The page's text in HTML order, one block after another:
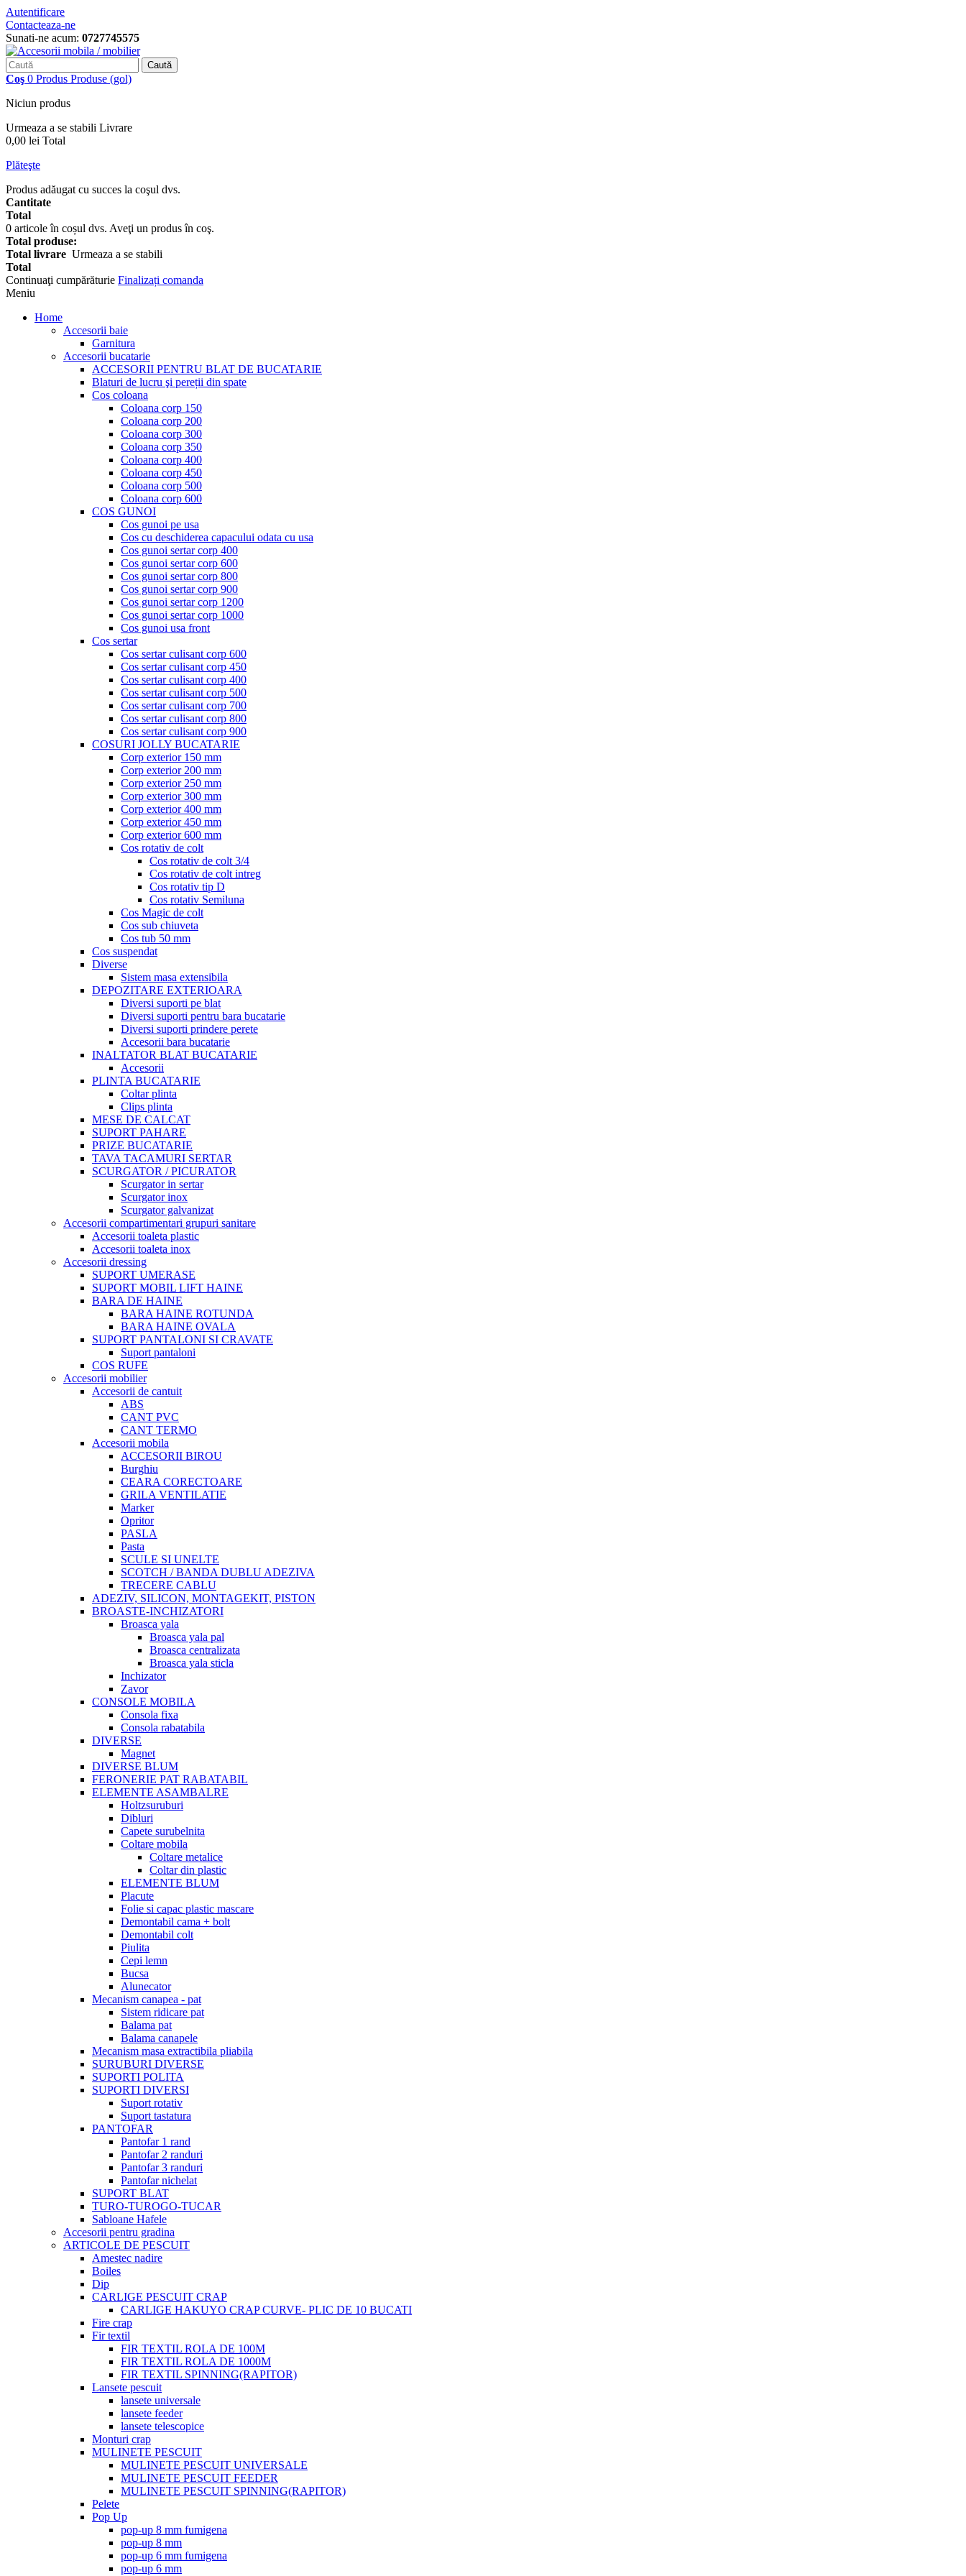
Autentificare
Contacteaza-ne
Sunati-ne acum: 0727745575
Caută
Coş 0 Produs Produse (gol)
Niciun produs
Urmeaza a se stabili Livrare
0,00 lei Total
Plăteşte
Produs adăugat cu succes la coşul dvs.
Cantitate
Total
0 articole în coșul dvs. Aveţi un produs în coş.
Total produse:
Total livrare Urmeaza a se stabili
Total
Continuaţi cumpărăturie Finalizați comanda
Meniu
Home
Accesorii baie
Garnitura
Accesorii bucatarie
ACCESORII PENTRU BLAT DE BUCATARIE
Blaturi de lucru şi pereții din spate
Cos coloana
Coloana corp 150
Coloana corp 200
Coloana corp 300
Coloana corp 350
Coloana corp 400
Coloana corp 450
Coloana corp 500
Coloana corp 600
COS GUNOI
Cos gunoi pe usa
Cos cu deschiderea capacului odata cu usa
Cos gunoi sertar corp 400
Cos gunoi sertar corp 600
Cos gunoi sertar corp 800
Cos gunoi sertar corp 900
Cos gunoi sertar corp 1200
Cos gunoi sertar corp 1000
Cos gunoi usa front
Cos sertar
Cos sertar culisant corp 600
Cos sertar culisant corp 450
Cos sertar culisant corp 400
Cos sertar culisant corp 500
Cos sertar culisant corp 700
Cos sertar culisant corp 800
Cos sertar culisant corp 900
COSURI JOLLY BUCATARIE
Corp exterior 150 mm
Corp exterior 200 mm
Corp exterior 250 mm
Corp exterior 300 mm
Corp exterior 400 mm
Corp exterior 450 mm
Corp exterior 600 mm
Cos rotativ de colt
Cos rotativ de colt 3/4
Cos rotativ de colt intreg
Cos rotativ tip D
Cos rotativ Semiluna
Cos Magic de colt
Cos sub chiuveta
Cos tub 50 mm
Cos suspendat
Diverse
Sistem masa extensibila
DEPOZITARE EXTERIOARA
Diversi suporti pe blat
Diversi suporti pentru bara bucatarie
Diversi suporti prindere perete
Accesorii bara bucatarie
INALTATOR BLAT BUCATARIE
Accesorii
PLINTA BUCATARIE
Coltar plinta
Clips plinta
MESE DE CALCAT
SUPORT PAHARE
PRIZE BUCATARIE
TAVA TACAMURI SERTAR
SCURGATOR / PICURATOR
Scurgator in sertar
Scurgator inox
Scurgator galvanizat
Accesorii compartimentari grupuri sanitare
Accesorii toaleta plastic
Accesorii toaleta inox
Accesorii dressing
SUPORT UMERASE
SUPORT MOBIL LIFT HAINE
BARA DE HAINE
BARA HAINE ROTUNDA
BARA HAINE OVALA
SUPORT PANTALONI SI CRAVATE
Suport pantaloni
COS RUFE
Accesorii mobilier
Accesorii de cantuit
ABS
CANT PVC
CANT TERMO
Accesorii mobila
ACCESORII BIROU
Burghiu
CEARA CORECTOARE
GRILA VENTILATIE
Marker
Opritor
PASLA
Pasta
SCULE SI UNELTE
SCOTCH / BANDA DUBLU ADEZIVA
TRECERE CABLU
ADEZIV, SILICON, MONTAGEKIT, PISTON
BROASTE-INCHIZATORI
Broasca yala
Broasca yala pal
Broasca centralizata
Broasca yala sticla
Inchizator
Zavor
CONSOLE MOBILA
Consola fixa
Consola rabatabila
DIVERSE
Magnet
DIVERSE BLUM
FERONERIE PAT RABATABIL
ELEMENTE ASAMBALRE
Holtzsuruburi
Dibluri
Capete surubelnita
Coltare mobila
Coltare metalice
Coltar din plastic
ELEMENTE BLUM
Placute
Folie si capac plastic mascare
Demontabil cama + bolt
Demontabil colt
Piulita
Cepi lemn
Bucsa
Alunecator
Mecanism canapea - pat
Sistem ridicare pat
Balama pat
Balama canapele
Mecanism masa extractibila pliabila
SURUBURI DIVERSE
SUPORTI POLITA
SUPORTI DIVERSI
Suport rotativ
Suport tastatura
PANTOFAR
Pantofar 1 rand
Pantofar 2 randuri
Pantofar 3 randuri
Pantofar nichelat
SUPORT BLAT
TURO-TUROGO-TUCAR
Sabloane Hafele
Accesorii pentru gradina
ARTICOLE DE PESCUIT
Amestec nadire
Boiles
Dip
CARLIGE PESCUIT CRAP
CARLIGE HAKUYO CRAP CURVE- PLIC DE 10 BUCATI
Fire crap
Fir textil
FIR TEXTIL ROLA DE 100M
FIR TEXTIL ROLA DE 1000M
FIR TEXTIL SPINNING(RAPITOR)
Lansete pescuit
lansete universale
lansete feeder
lansete telescopice
Monturi crap
MULINETE PESCUIT
MULINETE PESCUIT UNIVERSALE
MULINETE PESCUIT FEEDER
MULINETE PESCUIT SPINNING(RAPITOR)
Pelete
Pop Up
pop-up 8 mm fumigena
pop-up 8 mm
pop-up 6 mm fumigena
pop-up 6 mm